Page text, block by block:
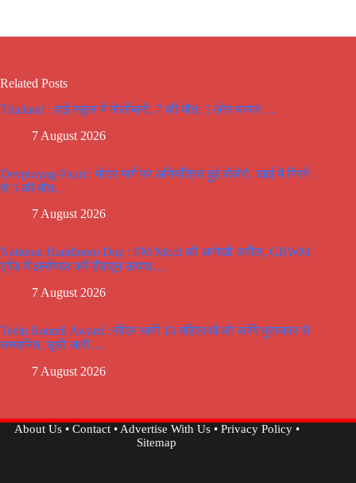
Related Posts
Thailand : हाई स्कूल में गोलीबारी, 7 की मौत, 5 लोग घायल…
7 August 2026
Devprayag-Pauri : मोटर मार्ग पर अनियंत्रित हुई बोलेरो, खाई में गिरने
से 5 की मौत..
7 August 2026
National Handloom Day : PM Modi की अनोखी अपील, GRWM
ट्रेंड में इस्तेमाल करें हैंडलूम उत्पाद…
7 August 2026
Teelu Rauteli Award : सीएम धामी 13 महिलाओं को करेंगे पुरस्कार से
सम्मानित, सूची जारी…
7 August 2026
About Us• Contact•Advertise With Us• Privacy Policy•
Sitemap